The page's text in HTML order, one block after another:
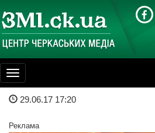
Toggle
navigation
29.06.17 17:20
Реклама